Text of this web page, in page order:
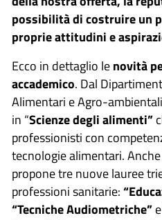
possibilità di costruire un
proprie attitudini e
Ecco in dettaglio lenovità
accademico. Dal
Alimentari e Agro-
in “Scienze degli alimenti”
professionisti con
tecnologie alimentari.
propone tre nuove lauree
professioni sanitarie:
“Tecniche Audiometriche”e